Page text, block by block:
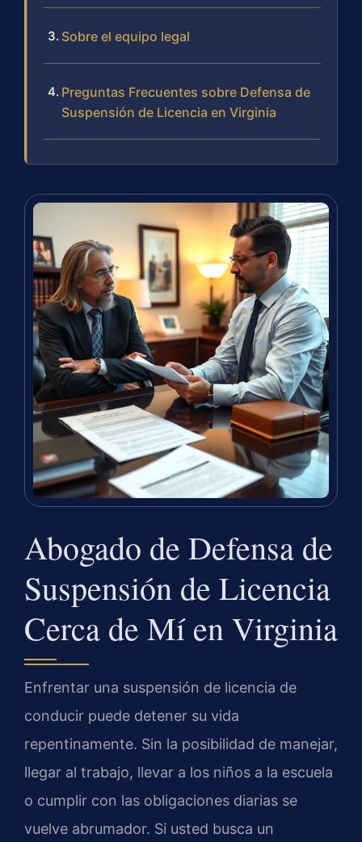
Sobre el equipo legal
Preguntas Frecuentes sobre Defensa de
Suspensión de Licencia en Virginia
Abogado de Defensa de
Suspensión de Licencia
Cerca de Mí en Virginia
Enfrentar una suspensión de licencia de
conducir puede detener su vida
repentinamente. Sin la posibilidad de manejar,
llegar al trabajo, llevar a los niños a la escuela
o cumplir con las obligaciones diarias se
vuelve abrumador. Si usted busca un